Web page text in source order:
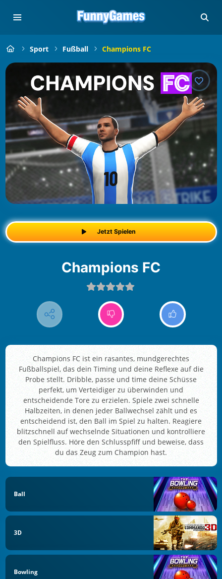
Sport Fußball Champions FC
Jetzt Spielen
Champions FC
Champions FC ist ein rasantes, mundgerechtes
Fußballspiel, das dein Timing und deine Reflexe auf die
Probe stellt. Dribble, passe und time deine Schüsse
perfekt, um Verteidiger zu überwinden und
entscheidende Tore zu erzielen. Spiele zwei schnelle
Halbzeiten, in denen jeder Ballwechsel zählt und es
entscheidend ist, den Ball im Spiel zu halten. Reagiere
blitzschnell auf wechselnde Situationen und kontrolliere
den Spielfluss. Höre den Schlusspfiff und beweise, dass
du das Zeug zum Champion hast.
Ball
3D
Bowling